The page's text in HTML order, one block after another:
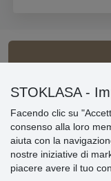
» Impostazioni dei
» Termini &
» Informativa sulla
» Consegna e
» Garanzia e resi
» Programma
STOKLASA -
Facendo clic su
consenso alla loro
aiuta con la
nostre iniziative di
piacere avere il tuo